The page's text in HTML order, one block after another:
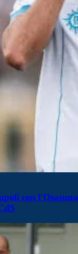
con l'Osasuna